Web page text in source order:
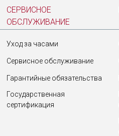
СЕРВИСНОЕ
ОБСЛУЖИВАНИЕ
Уход за часами
Сервисное обслуживание
Гарантийные обязательства
Государственная
сертификация